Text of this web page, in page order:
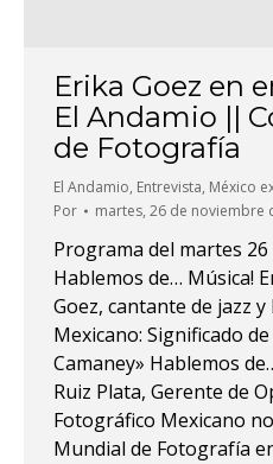
Erika Goez en
El Andamio ||
de Fotografía
El Andamio, Entrevista, México
Por
martes, 26 de noviembre
Programa del martes
Hablemos de… Música!
Goez, cantante de jazz
Mexicano: Significado
Camaney» Hablemos
Ruiz Plata, Gerente de
Fotográfico Mexicano
Mundial de Fotografía